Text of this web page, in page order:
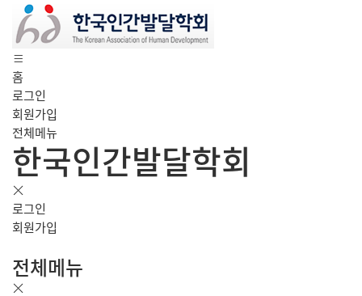
홈
로그인
회원가입
전체메뉴
한국인간발달학회
로그인
회원가입
전체메뉴